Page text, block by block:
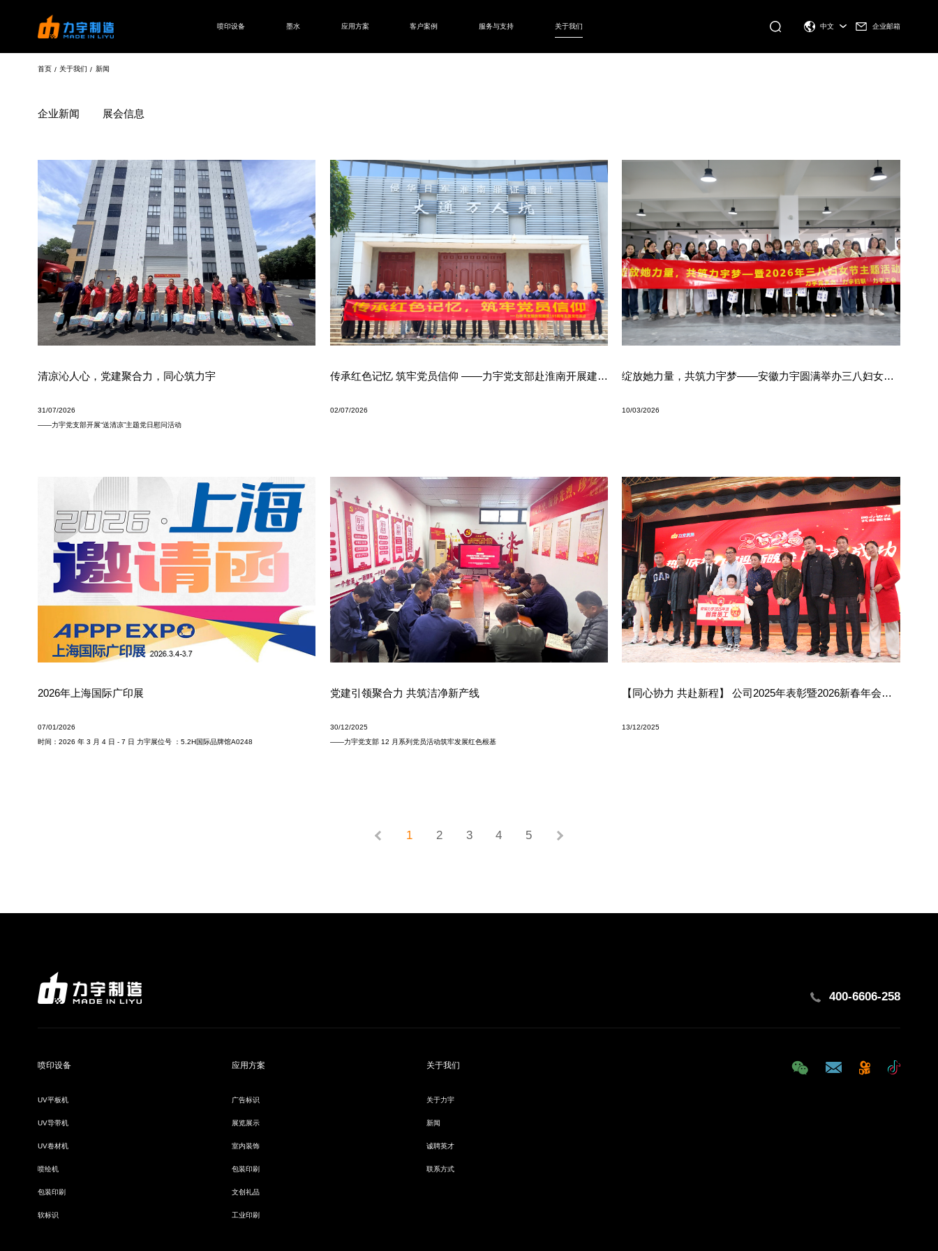
喷印设备
KCP3020 PRO AUTO
KC-UV平板喷绘机
KCS-UV平板喷绘机
DSL32-UV导带机
DQS18-UV导带机
DQS20-UV导带机
DS32-UV AUTO导带机
喷绘机
PN53宽幅写真机
PN33宽幅写真机
PCT32 超高速喷绘机
包装印刷
DZ-EW瓦楞纸箱数字喷墨印刷机
DZ-EB瓦楞纸箱数字喷墨印刷机
软标识
FA32工业级高速化纤直喷机
进一步了解
墨水 应用方案 客户案例 服务与支持 关于我们 中文 企业邮箱
首页 / 关于我们 / 新闻
企业新闻 展会信息
清凉沁人心，党建聚合力，同心筑力宇
31/07/2026
——力宇党支部开展“送清凉”主题党日慰问活动
传承红色记忆 筑牢党员信仰 ——力宇党支部赴淮南开展建党105周年主题党日活动
02/07/2026
绽放她力量，共筑力宇梦——安徽力宇圆满举办三八妇女节主题活动
10/03/2026
2026年上海国际广印展
07/01/2026
时间：2026 年 3 月 4 日 - 7 日 力宇展位号 ：5.2H国际品牌馆A0248
党建引领聚合力 共筑洁净新产线
30/12/2025
——力宇党支部 12 月系列党员活动筑牢发展红色根基
【同心协力 共赴新程】 公司2025年表彰暨2026新春年会圆满举行
13/12/2025
1 2 3 4 5
400-6606-258
喷印设备
UV平板机
UV导带机
UV卷材机
喷绘机
包装印刷
软标识
应用方案
广告标识
展览展示
室内装饰
包装印刷
文创礼品
工业印刷
关于我们
关于力宇
新闻
诚聘英才
联系方式